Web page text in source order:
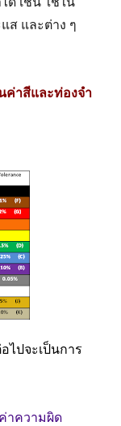
ส และต่าง ๆ
ค่าสีและท่องจำ
ไปจะเป็นการ
าความผิด